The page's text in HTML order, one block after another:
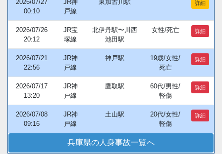
2026/07/27
00:10
JR神
戸線
東加古川駅 詳細
2026/07/26
20:12
JR宝
塚線
北伊丹駅〜川西
池田駅
女性/死亡 詳細
2026/07/21
22:56
JR神
戸線
神戸駅
19歳/女性/
死亡
詳細
2026/07/17
13:20
JR神
戸線
鷹取駅
60代/男性/
軽傷
詳細
2026/07/08
09:16
JR神
戸線
土山駅
20代/女性/
軽傷
詳細
兵庫県の人身事故一覧へ